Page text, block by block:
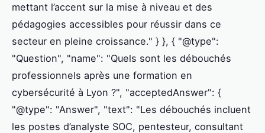
mettant l’accent sur la mise à niveau et des
pédagogies accessibles pour réussir dans ce
secteur en pleine croissance." } }, { "@type":
"Question", "name": "Quels sont les débouchés
professionnels après une formation en
cybersécurité à Lyon ?", "acceptedAnswer": {
"@type": "Answer", "text": "Les débouchés incluent
les postes d’analyste SOC, pentesteur, consultant